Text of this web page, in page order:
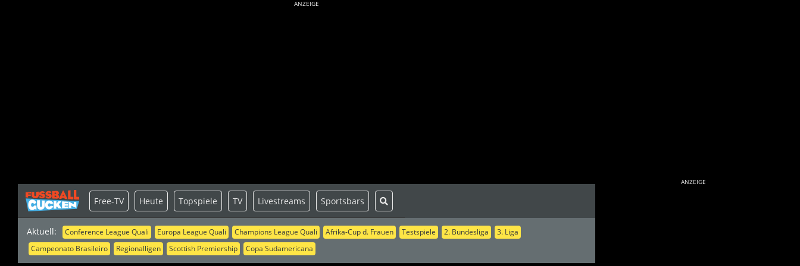
ANZEIGE
Aktuell: Conference League Quali Europa League Quali Champions League Quali Afrika-Cup d. Frauen Testspiele 2. Bundesliga
3. Liga
Campeonato Brasileiro
Regionalligen Scottish Premiership Copa Sudamericana
Free-TV Heute Topspiele TV Livestreams Sportsbars
ANZEIGE